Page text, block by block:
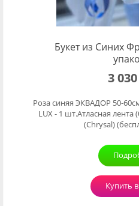
Букет из Синих
3 030
Роза синяя ЭКВАДОР 50-
LUX - 1 шт.Атласная
(Chrysal)
Купить